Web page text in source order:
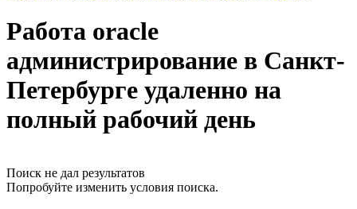
Работа oracle
администрирование в Санкт-
Петербурге удаленно на
полный рабочий день
Поиск не дал результатов
Попробуйте изменить условия поиска.